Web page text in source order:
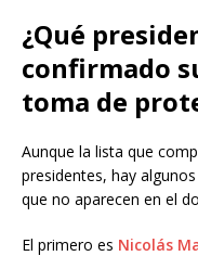
¿Qué
confirmado
toma de
Aunque la lista que
presidentes, hay
que no aparecen en el
El primero es Nicolás